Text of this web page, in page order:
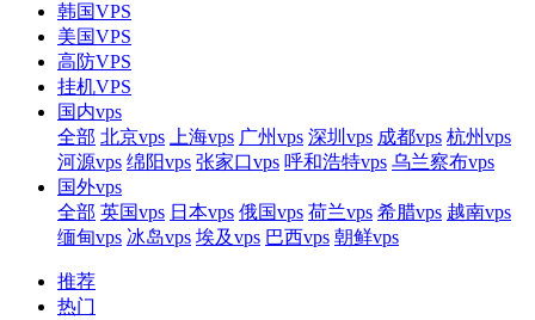
韩国VPS
美国VPS
高防VPS
挂机VPS
国内vps
全部 北京vps 上海vps 广州vps 深圳vps 成都vps 杭州vps
河源vps 绵阳vps 张家口vps 呼和浩特vps 乌兰察布vps
国外vps
全部 英国vps 日本vps 俄国vps 荷兰vps 希腊vps 越南vps
缅甸vps 冰岛vps 埃及vps 巴西vps 朝鲜vps
推荐
热门